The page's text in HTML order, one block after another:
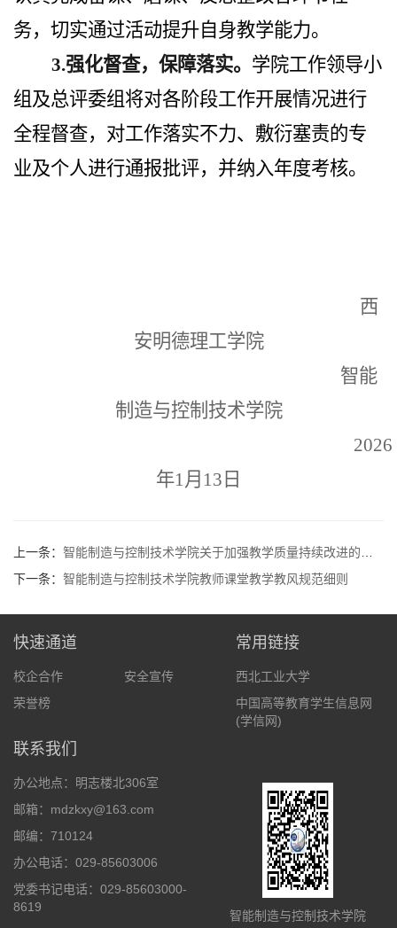
务，切实通过活动提升自身教学能力。
3.强化督查，保障落实。 学院工作领导小
组及总评委组将对各阶段工作开展情况进行
全程督查，对工作落实不力、敷衍塞责的专
业及个人进行通报批评，并纳入年度考核。
西
安明德理工学院
智能
制造与控制技术学院
2026
年1月13日
上一条： 智能制造与控制技术学院​关于加强教学质量持续改进的实施意见
下一条： 智能制造与控制技术学院教师课堂教学教风规范细则
快速通道
校企合作
安全宣传
荣誉榜
常用链接
西北工业大学
中国高等教育学生信息网
(学信网)
联系我们
办公地点：明志楼北306室
邮箱：mdzkxy@163.com
邮编：710124
办公电话：029-85603006
党委书记电话：029-85603000-
8619
智能制造与控制技术学院